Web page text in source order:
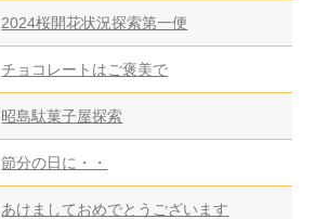
2024桜開花状況探索第一便
チョコレートはご褒美で
昭島駄菓子屋探索
節分の日に・・
あけましておめでとうございます